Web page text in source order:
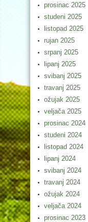
prosinac 2025
studeni 2025
listopad 2025
rujan 2025
srpanj 2025
lipanj 2025
svibanj 2025
travanj 2025
ožujak 2025
veljača 2025
prosinac 2024
studeni 2024
listopad 2024
lipanj 2024
svibanj 2024
travanj 2024
ožujak 2024
veljača 2024
prosinac 2023